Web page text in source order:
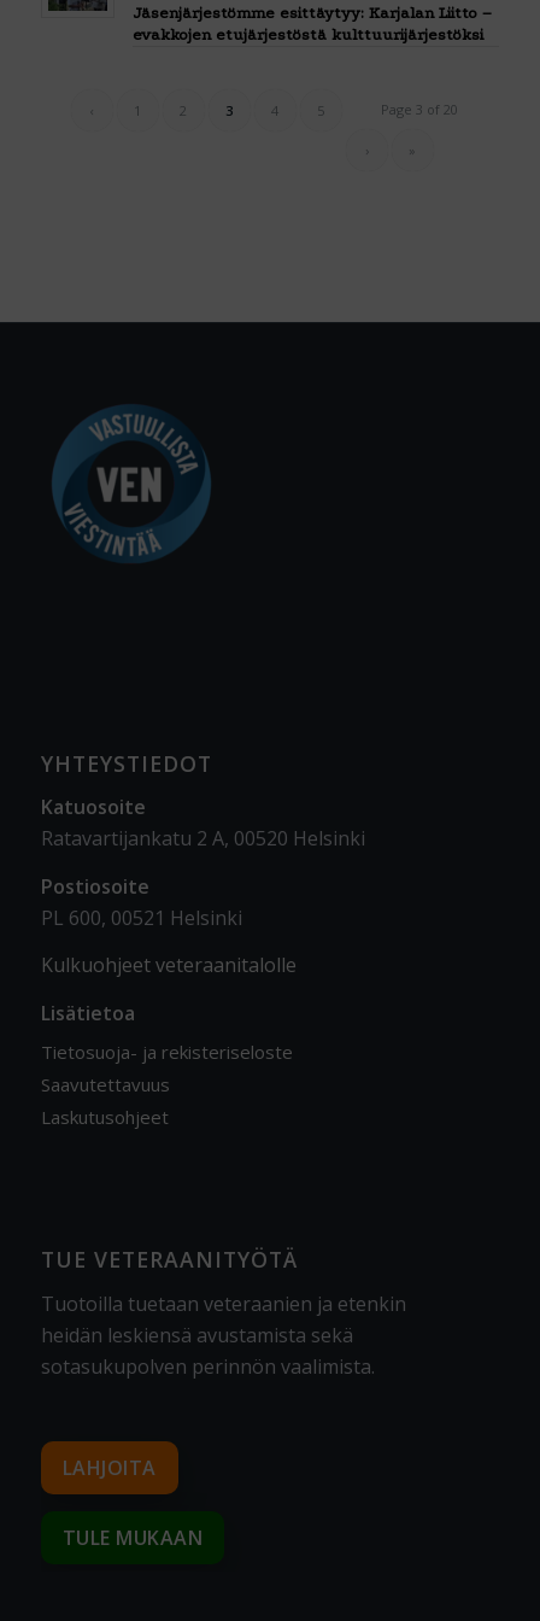
Jäsenjärjestömme esittäytyy: Karjalan Liitto –
evakkojen etujärjestöstä kulttuurijärjestöksi
Page 3 of 20
‹ 1 2 3 4 5
› »
YHTEYSTIEDOT
Katuosoite
Ratavartijankatu 2 A, 00520 Helsinki
Postiosoite
PL 600, 00521 Helsinki
Kulkuohjeet veteraanitalolle
Lisätietoa
Tietosuoja- ja rekisteriseloste
Saavutettavuus
Laskutusohjeet
TUE VETERAANITYÖTÄ
Tuotoilla tuetaan veteraanien ja etenkin
heidän leskiensä avustamista sekä
sotasukupolven perinnön vaalimista.
LAHJOITA
TULE MUKAAN